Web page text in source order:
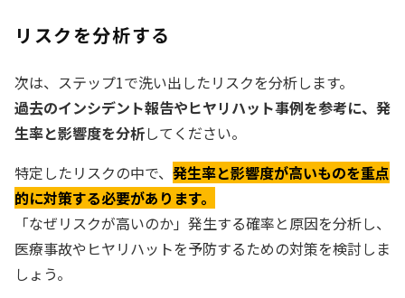
リスクを分析する
次は、ステップ1で洗い出したリスクを分析します。
過去のインシデント報告やヒヤリハット事例を参考に、発
生率と影響度を分析してください。
特定したリスクの中で、 発生率と影響度が高いものを重点
的に対策する必要があります。
「なぜリスクが高いのか」発生する確率と原因を分析し、
医療事故やヒヤリハットを予防するための対策を検討しま
しょう。